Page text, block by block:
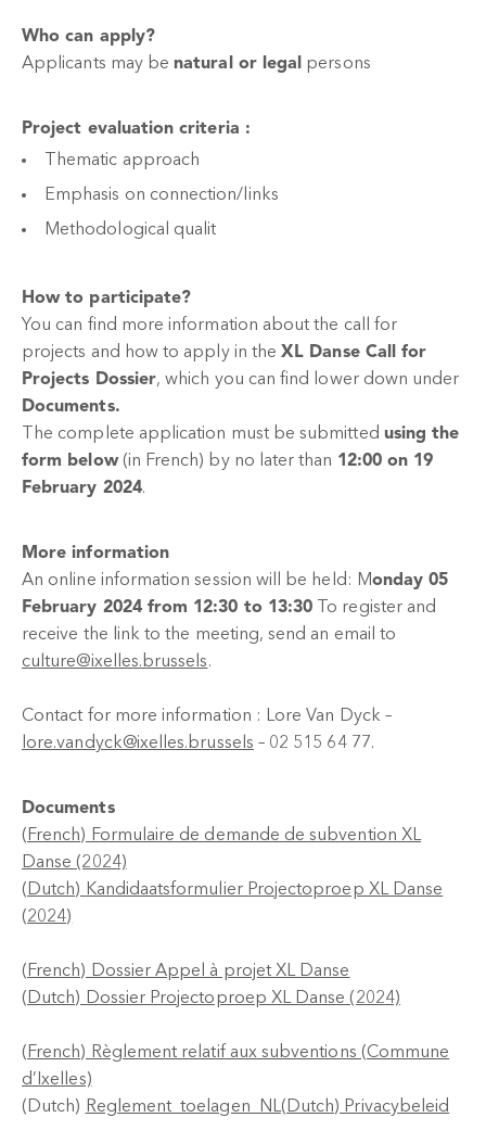
Who can apply?
Applicants may benatural or legal persons
Project evaluation criteria :
Thematic approach
Emphasis on connection/links
Methodological qualit
How to participate?
You can find more information about the call for
projects and how to apply in theXL Danse Call for
Projects Dossier, which you can find lower down under
Documents.
The complete application must be submitted using the
form below(in French) by no later than 12:00 on 19
February 2024.
More information
An online information session will be held: Monday 05
February 2024 from 12:30 to 13:30 To register and
receive the link to the meeting, send an email to
culture@ixelles.brussels.
Contact for more information : Lore Van Dyck –
lore.vandyck@ixelles.brussels – 02 515 64 77.
Documents
(French) Formulaire de demande de subvention XL
Danse (2024)
(Dutch) Kandidaatsformulier Projectoproep XL Danse
(2024)
(French) Dossier Appel à projet XL Danse
(Dutch) Dossier Projectoproep XL Danse (2024)
(French) Règlement relatif aux subventions (Commune
d’Ixelles)
(Dutch) Reglement_toelagen_NL(Dutch) Privacybeleid